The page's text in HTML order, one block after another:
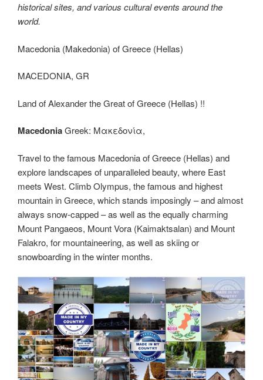
historical sites, and various cultural events around the
world.
Macedonia (Makedonia) of Greece (Hellas)
MACEDONIA, GR
Land of Alexander the Great of Greece (Hellas) !!
MacedoniaGreek: Μακεδονία,
Travel to the famous Macedonia of Greece (Hellas) and
explore landscapes of unparalleled beauty, where East
meets West. Climb Olympus, the famous and highest
mountain in Greece, which stands imposingly – and almost
always snow-capped – as well as the equally charming
Mount Pangaeos, Mount Vora (Kaimaktsalan) and Mount
Falakro, for mountaineering, as well as skiing or
snowboarding in the winter months.